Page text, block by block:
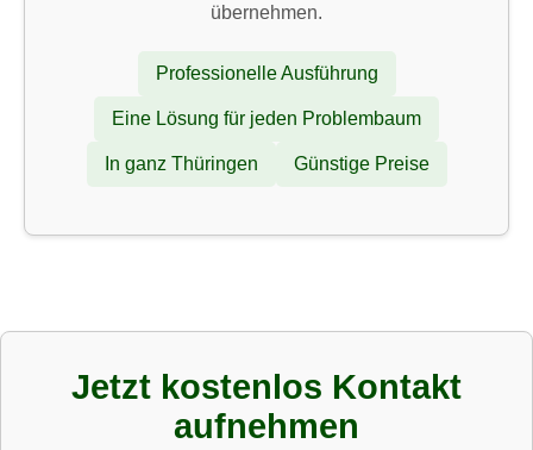
übernehmen.
Professionelle Ausführung
Eine Lösung für jeden Problembaum
In ganz Thüringen Günstige Preise
Jetzt kostenlos Kontakt
aufnehmen